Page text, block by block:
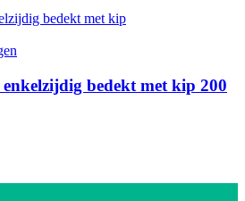
bedekt met kip 200